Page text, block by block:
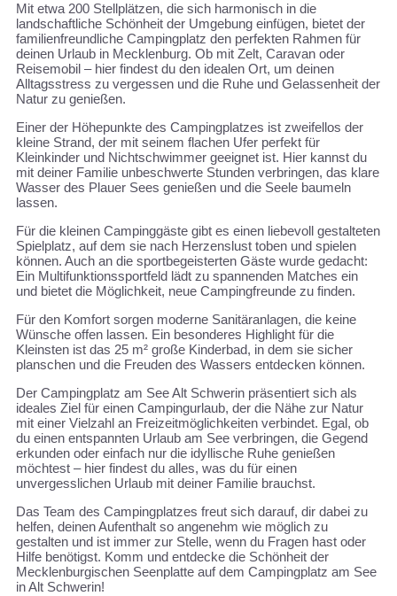
Mit etwa 200 Stellplätzen, die sich harmonisch in die
landschaftliche Schönheit der Umgebung einfügen, bietet der
familienfreundliche Campingplatz den perfekten Rahmen für
deinen Urlaub in Mecklenburg. Ob mit Zelt, Caravan oder
Reisemobil – hier findest du den idealen Ort, um deinen
Alltagsstress zu vergessen und die Ruhe und Gelassenheit der
Natur zu genießen.
Einer der Höhepunkte des Campingplatzes ist zweifellos der
kleine Strand, der mit seinem flachen Ufer perfekt für
Kleinkinder und Nichtschwimmer geeignet ist. Hier kannst du
mit deiner Familie unbeschwerte Stunden verbringen, das klare
Wasser des Plauer Sees genießen und die Seele baumeln
lassen.
Für die kleinen Campinggäste gibt es einen liebevoll gestalteten
Spielplatz, auf dem sie nach Herzenslust toben und spielen
können. Auch an die sportbegeisterten Gäste wurde gedacht:
Ein Multifunktionssportfeld lädt zu spannenden Matches ein
und bietet die Möglichkeit, neue Campingfreunde zu finden.
Für den Komfort sorgen moderne Sanitäranlagen, die keine
Wünsche offen lassen. Ein besonderes Highlight für die
Kleinsten ist das 25 m² große Kinderbad, in dem sie sicher
planschen und die Freuden des Wassers entdecken können.
Der Campingplatz am See Alt Schwerin präsentiert sich als
ideales Ziel für einen Campingurlaub, der die Nähe zur Natur
mit einer Vielzahl an Freizeitmöglichkeiten verbindet. Egal, ob
du einen entspannten Urlaub am See verbringen, die Gegend
erkunden oder einfach nur die idyllische Ruhe genießen
möchtest – hier findest du alles, was du für einen
unvergesslichen Urlaub mit deiner Familie brauchst.
Das Team des Campingplatzes freut sich darauf, dir dabei zu
helfen, deinen Aufenthalt so angenehm wie möglich zu
gestalten und ist immer zur Stelle, wenn du Fragen hast oder
Hilfe benötigst. Komm und entdecke die Schönheit der
Mecklenburgischen Seenplatte auf dem Campingplatz am See
in Alt Schwerin!